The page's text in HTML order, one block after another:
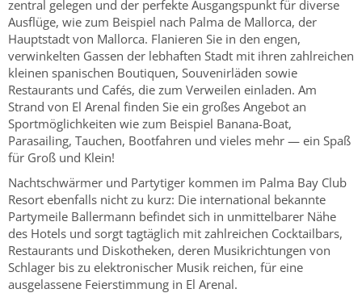
zentral gelegen und der perfekte Ausgangspunkt für diverse
Ausflüge, wie zum Beispiel nach Palma de Mallorca, der
Hauptstadt von Mallorca. Flanieren Sie in den engen,
verwinkelten Gassen der lebhaften Stadt mit ihren zahlreichen
kleinen spanischen Boutiquen, Souvenirläden sowie
Restaurants und Cafés, die zum Verweilen einladen. Am
Strand von El Arenal finden Sie ein großes Angebot an
Sportmöglichkeiten wie zum Beispiel Banana-Boat,
Parasailing, Tauchen, Bootfahren und vieles mehr — ein Spaß
für Groß und Klein!
Nachtschwärmer und Partytiger kommen im Palma Bay Club
Resort ebenfalls nicht zu kurz: Die international bekannte
Partymeile Ballermann befindet sich in unmittelbarer Nähe
des Hotels und sorgt tagtäglich mit zahlreichen Cocktailbars,
Restaurants und Diskotheken, deren Musikrichtungen von
Schlager bis zu elektronischer Musik reichen, für eine
ausgelassene Feierstimmung in El Arenal.